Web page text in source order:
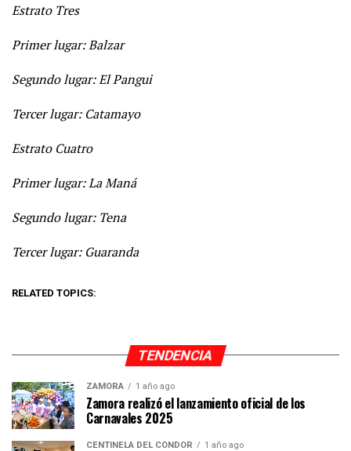
Estrato Tres
Primer lugar: Balzar
Segundo lugar: El Pangui
Tercer lugar: Catamayo
Estrato Cuatro
Primer lugar: La Maná
Segundo lugar: Tena
Tercer lugar: Guaranda
RELATED TOPICS:
TENDENCIA
ZAMORA 1 año ago
Zamora realizó el lanzamiento oficial de los
Carnavales 2025
CENTINELA DEL CÓNDOR 1 año ago